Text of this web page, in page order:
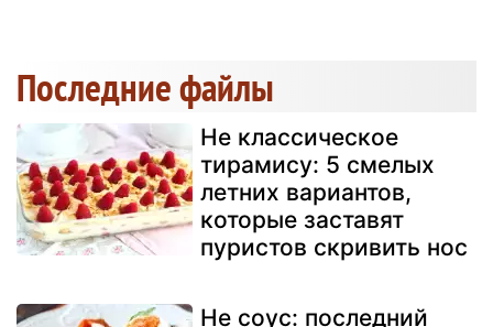
Последние файлы
Не классическое
тирамису: 5 смелых
летних вариантов,
которые заставят
пуристов скривить нос
Не соус: последний